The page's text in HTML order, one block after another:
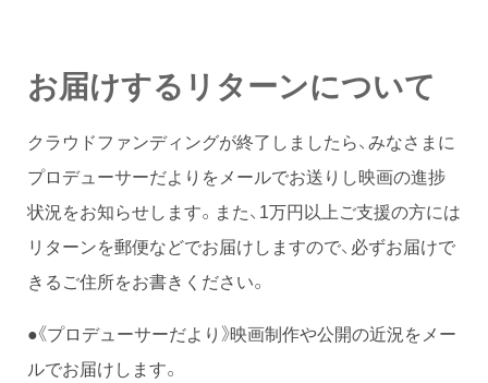
お届けするリターンについて
クラウドファンディングが終了しましたら、みなさまに
プロデューサーだよりをメールでお送りし映画の進捗
状況をお知らせします。また、1万円以上ご支援の方には
リターンを郵便などでお届けしますので、必ずお届けで
きるご住所をお書きください。
●《プロデューサーだより》映画制作や公開の近況をメー
ルでお届けします。